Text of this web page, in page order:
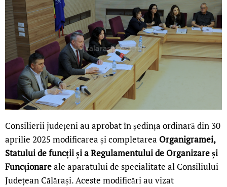
Consilierii județeni au aprobat în ședința ordinară din 30
aprilie 2025 modificarea și completarea Organigramei,
Statului de funcții și a Regulamentului de Organizare și
Funcționareale aparatului de specialitate al Consiliului
Județean Călărași. Aceste modificări au vizat